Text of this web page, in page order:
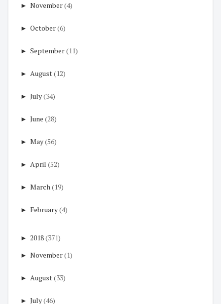
► November(4)
► October(6)
► September(11)
► August(12)
► July(34)
► June (28)
► May(56)
► April (52)
► March(19)
► February(4)
► 2018(371)
► November(1)
► August(33)
► July(46)